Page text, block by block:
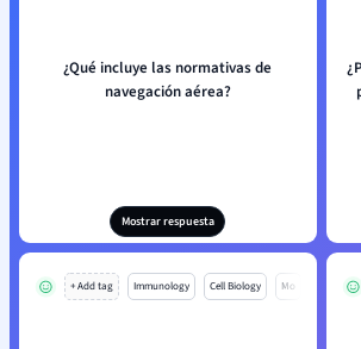
¿Qué incluye las normativas de
navegación aérea?
Mostrar respuesta
+ Add tag Immunology Cell Biology Mo